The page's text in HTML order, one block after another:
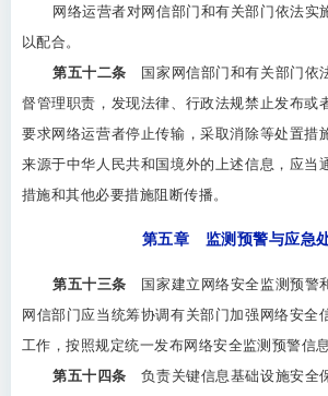
网络运营者对网信部门和有关部门依法实
以配合。
第五十二条 国家网信部门和有关部门依
督管理职责，发现法律、行政法规禁止发布或
要求网络运营者停止传输，采取消除等处置措
来源于中华人民共和国境外的上述信息，应当
措施和其他必要措施阻断传播。
第五章 监测预警与应急
第五十三条 国家建立网络安全监测预警
网信部门应当统筹协调有关部门加强网络安全
工作，按照规定统一发布网络安全监测预警信息
第五十四条 负责关键信息基础设施安全